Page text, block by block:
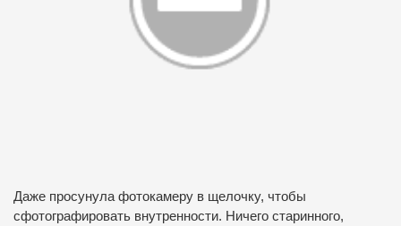
Даже просунула фотокамеру в щелочку, чтобы
сфотографировать внутренности. Ничего старинного,